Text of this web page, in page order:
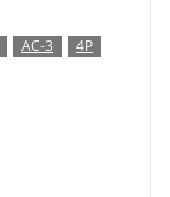
AC-3
4P